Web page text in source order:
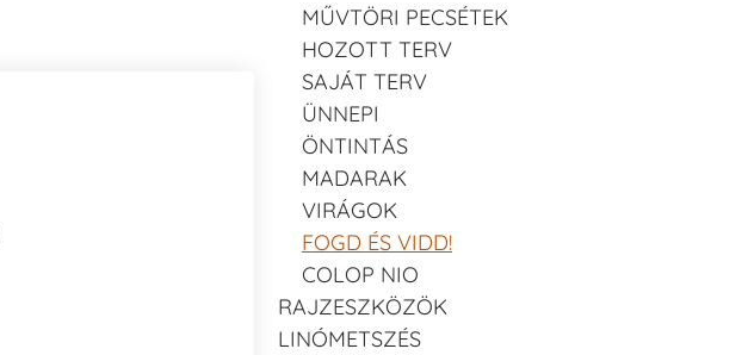
MŰVTÖRI PECSÉTEK
HOZOTT TERV
SAJÁT TERV
ÜNNEPI
ÖNTINTÁS
MADARAK
VIRÁGOK
FOGD ÉS VIDD!
COLOP NIO
RAJZESZKÖZÖK
LINÓMETSZÉS